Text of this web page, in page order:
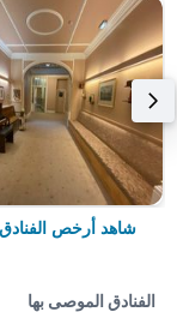
شاهد أرخص
الفنادق الموصى بها